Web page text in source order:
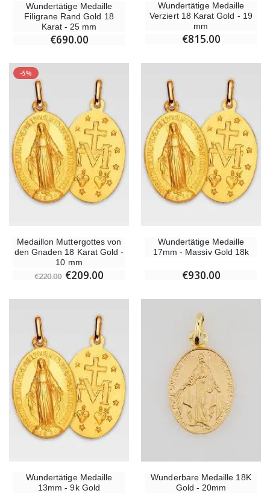
Wundertätige Medaille
Filigrane Rand Gold 18
Karat - 25 mm
€690.00
Wundertätige Medaille
Verziert 18 Karat Gold - 19
mm
€815.00
-5%
Medaillon Muttergottes von
den Gnaden 18 Karat Gold -
10 mm
€220.00 €209.00
Wundertätige Medaille
17mm - Massiv Gold 18k
€930.00
Wundertätige Medaille
13mm - 9k Gold
Wunderbare Medaille 18K
Gold - 20mm